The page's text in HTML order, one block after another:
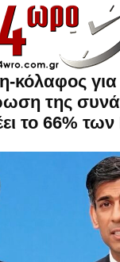
κόλαφος
της
το 66%